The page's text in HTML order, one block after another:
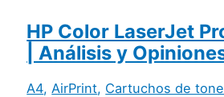
HP Color LaserJet
| Análisis y
A4, AirPrint, Cartuchos de